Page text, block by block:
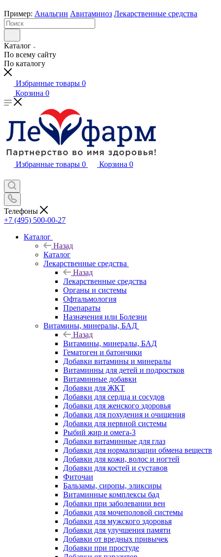
Пример: Анальгин Авитаминоз Лекарственные средства
Каталог
По всему сайту
По каталогу
Избранные товары 0
Корзина 0
Избранные товары 0 Корзина 0
Телефоны
+7 (495) 500-00-27
Каталог
Назад
Каталог
Лекарственные средства
Назад
Лекарственные средства
Органы и системы
Офтальмология
Препараты
Назначения или Болезни
Витамины, минералы, БАД
Назад
Витамины, минералы, БАД
Гематоген и батончики
Добавки витамины и минералы
Витаминны для детей и подростков
Витаминные добавки
Добавки для ЖКТ
Добавки для сердца и сосудов
Добавки для женского здоровья
Добавки для похудения и очищения
Добавки для нервной системы
Рыбий жир и омега-3
Добавки витаминные для глаз
Добавки для нормализации обмена веществ
Добавки для кожи, волос и ногтей
Добавки для костей и суставов
Фиточаи
Бальзамы, сиропы, эликсиры
Витаминные комплексы бад
Добавки при заболевании вен
Добавки для мочеполовой системы
Добавки для мужского здоровья
Добавки для улучшения памяти
Добавки от вредных привычек
Добавки при простуде